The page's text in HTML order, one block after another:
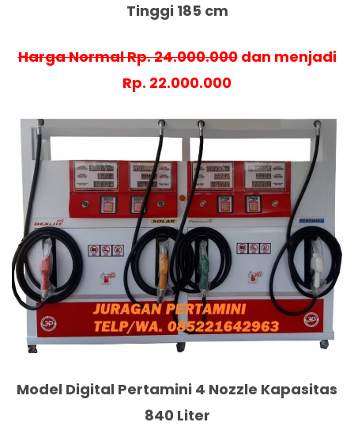
Tinggi 185 cm
Harga Normal Rp. 24.000.000dan menjadi
Rp. 22.000.000
Model Digital Pertamini 4 Nozzle Kapasitas
840 Liter